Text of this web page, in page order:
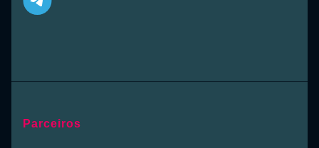
Parceiros